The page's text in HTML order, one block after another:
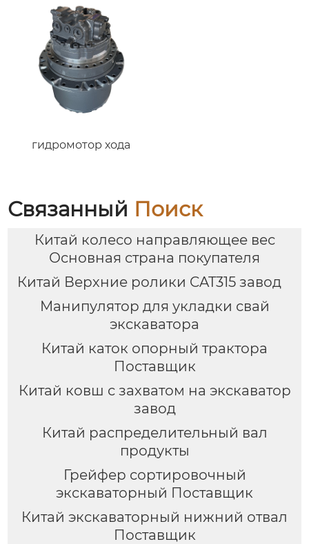
шестеренчатого
насоса,
высоконапорного
внутреннего
шестеренчатого
насоса HG0-16,
сервонапорного
насоса.
гидромотор хода
Связанный Поиск
Китай колесо направляющее вес
Основная страна покупателя
Китай Верхние ролики CAT315 завод
Манипулятор для укладки свай
экскаватора
Китай каток опорный трактора
Поставщик
Китай ковш с захватом на экскаватор
завод
Китай распределительный вал
продукты
Грейфер сортировочный
экскаваторный Поставщик
Китай экскаваторный нижний отвал
Поставщик